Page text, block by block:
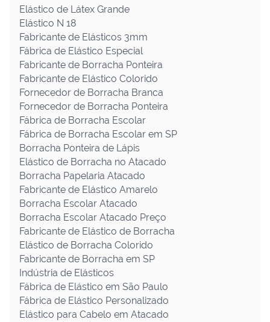
Elástico de Látex Grande
Elástico N 18
Fabricante de Elásticos 3mm
Fábrica de Elástico Especial
Fabricante de Borracha Ponteira
Fabricante de Elástico Colorido
Fornecedor de Borracha Branca
Fornecedor de Borracha Ponteira
Fábrica de Borracha Escolar
Fábrica de Borracha Escolar em SP
Borracha Ponteira de Lápis
Elástico de Borracha no Atacado
Borracha Papelaria Atacado
Fabricante de Elástico Amarelo
Borracha Escolar Atacado
Borracha Escolar Atacado Preço
Fabricante de Elástico de Borracha
Elástico de Borracha Colorido
Fabricante de Borracha em SP
Indústria de Elásticos
Fábrica de Elástico em São Paulo
Fábrica de Elástico Personalizado
Elástico para Cabelo em Atacado